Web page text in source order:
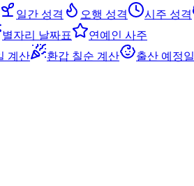
일간 성격 오행 성격 시주 성격
별자리 날짜표
연예인 사주
계산 환갑 칠순 계산 출산 예정일